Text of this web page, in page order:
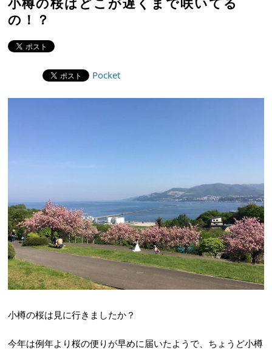
の！？
Pocket
小樽の桜は見に行きましたか？
今年は例年より桜の便りが早めに届いたようで、ちょうど小樽